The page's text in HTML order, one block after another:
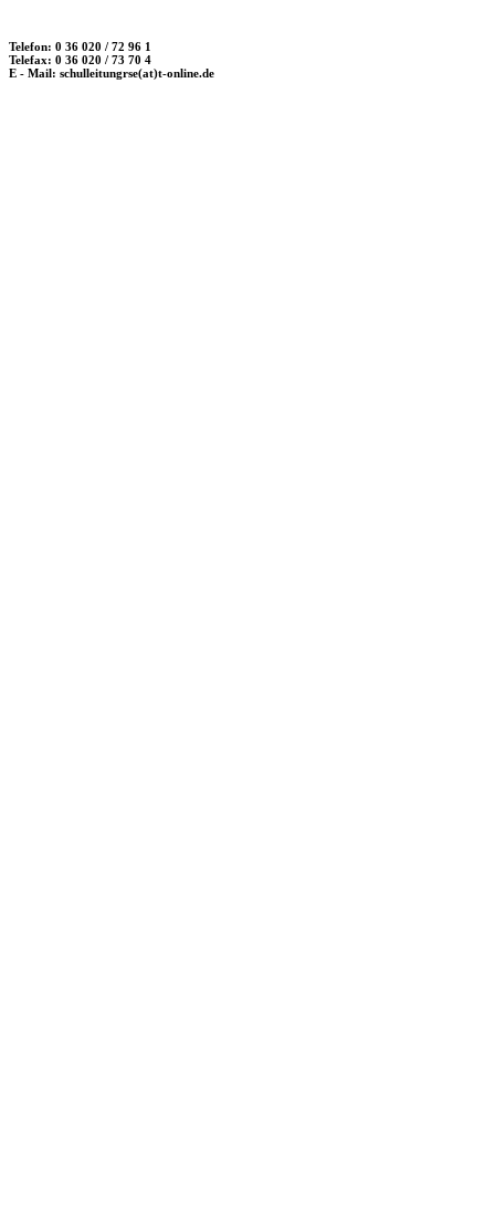
Telefon: 0 36 020 / 72 96 1
Telefax: 0 36 020 / 73 70 4
E - Mail: schulleitungrse(at)t-online.de